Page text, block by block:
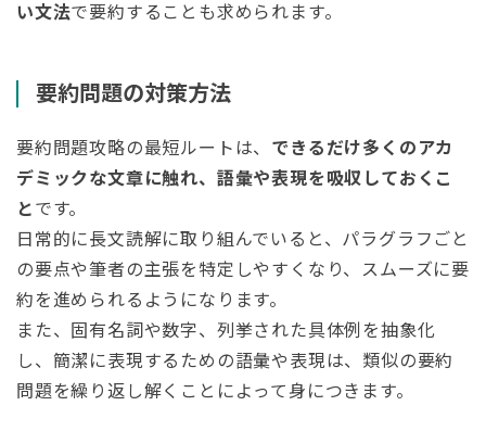
い文法で要約することも求められます。
要約問題の対策方法
要約問題攻略の最短ルートは、 できるだけ多くのアカ
デミックな文章に触れ、語彙や表現を吸収しておくこ
と です。
日常的に長文読解に取り組んでいると、パラグラフごと
の要点や筆者の主張を特定しやすくなり、スムーズに要
約を進められるようになります。
また、固有名詞や数字、列挙された具体例を抽象化
し、簡潔に表現するための語彙や表現は、類似の要約
問題を繰り返し解くことによって身につきます。